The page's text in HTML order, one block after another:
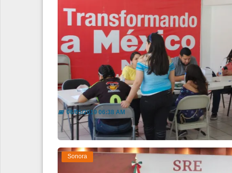
Deciden jóvenes adirigente estatal
📅06/05/2019 06:38 AM
Sonora